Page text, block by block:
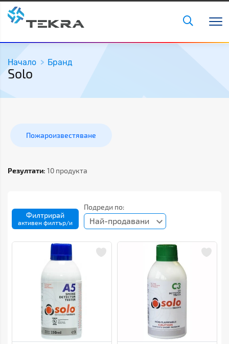
Начало Бранд
Solo
Пожароизвестяване
Резултати: 10 продукта
Филтрирай
активен филтър/и
Подреди по:
Най-продавани